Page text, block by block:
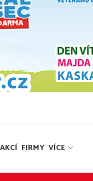
FIRMY VÍCE